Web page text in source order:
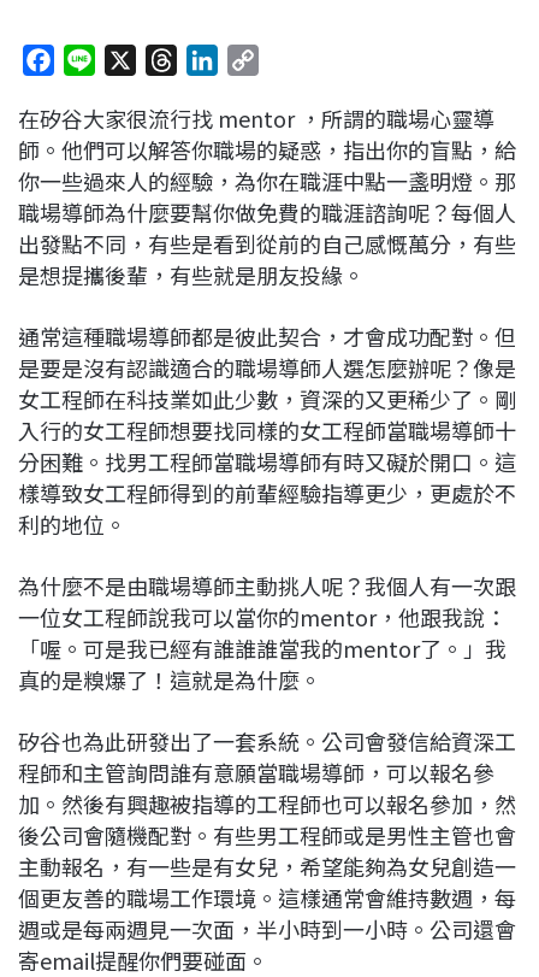
c
e
b
o
o
k
n
e
r
e
a
d
s
n
k
e
d
I
n
p
y
L
i
n
k
在矽谷大家很流行找 mentor ，所謂的職場心靈導
師。他們可以解答你職場的疑惑，指出你的盲點，給
你一些過來人的經驗，為你在職涯中點一盞明燈。那
職場導師為什麼要幫你做免費的職涯諮詢呢？每個人
出發點不同，有些是看到從前的自己感慨萬分，有些
是想提攜後輩，有些就是朋友投緣。
通常這種職場導師都是彼此契合，才會成功配對。但
是要是沒有認識適合的職場導師人選怎麼辦呢？像是
女工程師在科技業如此少數，資深的又更稀少了。剛
入行的女工程師想要找同樣的女工程師當職場導師十
分困難。找男工程師當職場導師有時又礙於開口。這
樣導致女工程師得到的前輩經驗指導更少，更處於不
利的地位。
為什麼不是由職場導師主動挑人呢？我個人有一次跟
一位女工程師說我可以當你的mentor，他跟我說：
「喔。可是我已經有誰誰誰當我的mentor了。」我
真的是糗爆了！這就是為什麼。
矽谷也為此研發出了一套系統。公司會發信給資深工
程師和主管詢問誰有意願當職場導師，可以報名參
加。然後有興趣被指導的工程師也可以報名參加，然
後公司會隨機配對。有些男工程師或是男性主管也會
主動報名，有一些是有女兒，希望能夠為女兒創造一
個更友善的職場工作環境。這樣通常會維持數週，每
週或是每兩週見一次面，半小時到一小時。公司還會
寄email提醒你們要碰面。